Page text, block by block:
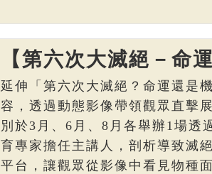
【第六次大滅絕－命
延伸「第六次大滅絕？命運還是
容，透過動態影像帶領觀眾直擊
別於3月、6月、8月各舉辦1場透
育專家擔任主講人，剖析導致滅
平台，讓觀眾從影像中看見物種